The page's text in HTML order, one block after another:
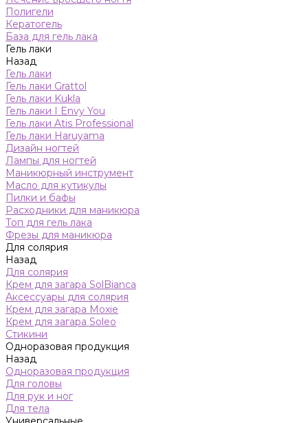
Полигели
Кератогель
База для гель лака
Гель лаки
Назад
Гель лаки
Гель лаки Grattol
Гель лаки Kukla
Гель лаки I Envy You
Гель лаки Atis Professional
Гель лаки Haruyama
Дизайн ногтей
Лампы для ногтей
Маникюрный инструмент
Масло для кутикулы
Пилки и бафы
Расходники для маникюра
Топ для гель лака
Фрезы для маникюра
Для солярия
Назад
Для солярия
Крем для загара SolBianca
Аксессуары для солярия
Крем для загара Moxie
Крем для загара Soleo
Стикини
Одноразовая продукция
Назад
Одноразовая продукция
Для головы
Для рук и ног
Для тела